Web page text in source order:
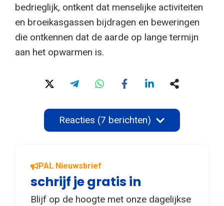
bedrieglijk, ontkent dat menselijke activiteiten
en broeikasgassen bijdragen en beweringen
die ontkennen dat de aarde op lange termijn
aan het opwarmen is.
Reacties (7 berichten)
PAL Nieuwsbrief
schrijf je gratis in
Blijf op de hoogte met onze dagelijkse